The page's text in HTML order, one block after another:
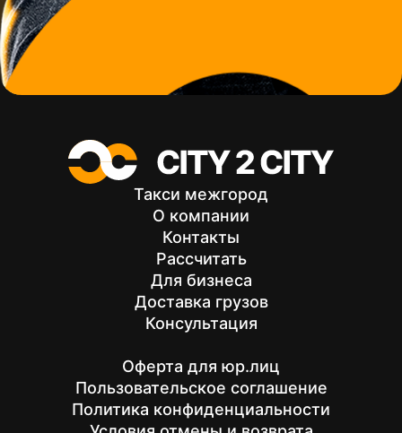
Такси межгород
О компании
Контакты
Рассчитать
Для бизнеса
Доставка грузов
Консультация
Оферта для юр.лиц
Пользовательское соглашение
Политика конфиденциальности